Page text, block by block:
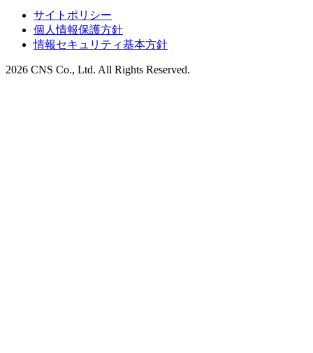
サイトポリシー
個人情報保護方針
情報セキュリティ基本方針
2026 CNS Co., Ltd. All Rights Reserved.